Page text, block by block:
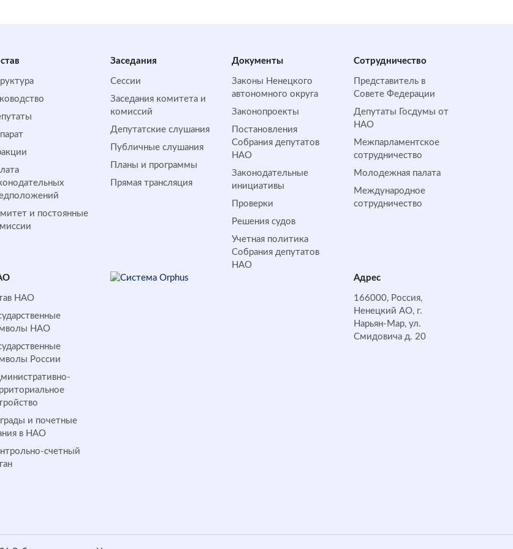
и постоянные
Заседания
Сессии
Заседания комитета и
комиссий
Депутатские слушания
Публичные слушания
Планы и программы
Прямая трансляция
Документы
Законы Ненецкого
автономного округа
Законопроекты
Постановления
Собрания депутатов
НАО
Законодательные
инициативы
Проверки
Решения судов
Учетная политика
Собрания депутатов
НАО
Сотрудничество
Представитель в
Совете Федерации
Депутаты Госдумы от
НАО
Межпарламентское
сотрудничество
Молодежная палата
Международное
сотрудничество
НАО
НАО
России
и почетные
в НАО
счетный
Адрес
166000, Россия,
Ненецкий АО, г.
Нарьян-Мар, ул.
Смидовича д. 20